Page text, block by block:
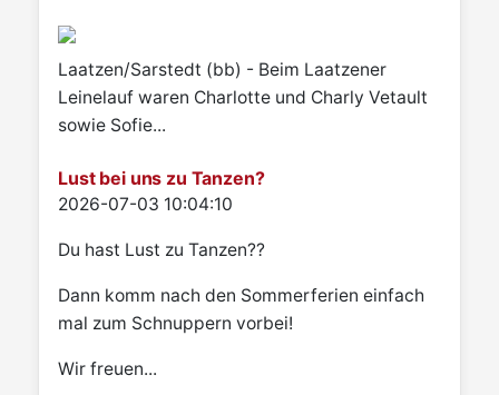
Laatzen/Sarstedt (bb) - Beim Laatzener
Leinelauf waren Charlotte und Charly Vetault
sowie Sofie...
Lust bei uns zu Tanzen?
Details
2026-07-03 10:04:10
Du hast Lust zu Tanzen??
Dann komm nach den Sommerferien einfach
mal zum Schnuppern vorbei!
Wir freuen...